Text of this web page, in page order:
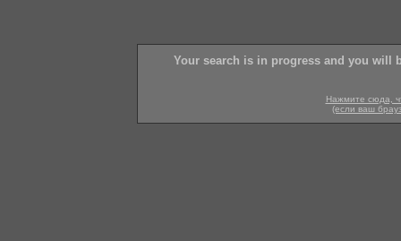
Your search is in progress and you will
Нажмите сюда,
(если ваш